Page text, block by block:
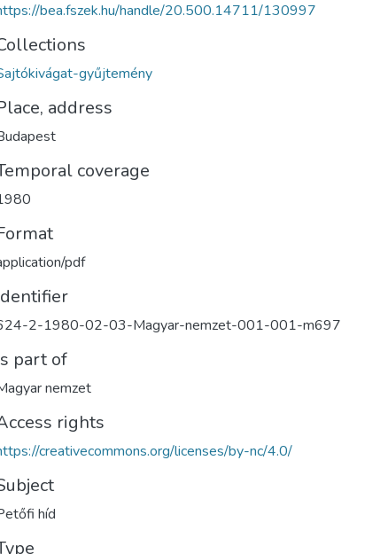
bea.fszek.hu/handle/20.500.14711/130997
gyűjtemény
address
coverage
pdf
2-1980-02-03-Magyar-nemzet-001-001-m697
part of
nemzet
rights
creativecommons.org/licenses/by-nc/4.0/
híd